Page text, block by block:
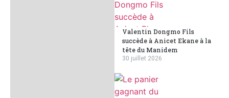
Valentin Dongmo Fils
succède à Anicet Ekane à la
tête du Manidem
30 juillet 2026